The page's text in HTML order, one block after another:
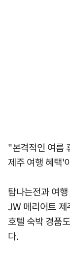
"본격적인 여름
제주 여행 혜택'
탐나는전과 여
JW 메리어트
호텔 숙박 경품
다.